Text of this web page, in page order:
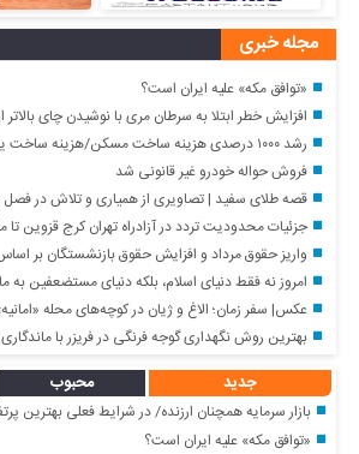
مجله خبری
«توافق مکه» علیه ایران است؟
افزایش خطر ابتلا به سرطان مری با نوشیدن چای بالاتر از
رشد ۱۰۰۰ درصدی هزینه ساخت مسکن/هزینه ساخت یک متر واحد مسکونی چقدر است؟+ جدول
فروش حواله خودرو غیر قانونی شد
قصه طلای سفید | تصاویری از همیاری و تلاش در فصل برداشت
جزئیات محدودیت تردد در آزادراه تهران کرج قزوین تا
واریز حقوق مرداد و افزایش حقوق بازنشستگان بر اساس سابقه
امروز نه فقط دنیای اسلام، بلکه دنیای مستضعفین به
عکس| سفر زمان؛ الاغ و ژیان در کوچه‌های محله «امانیه»؛ ۶۰ سال
بهترین روش نگهداری گوجه فرنگی در فریزر با
جدید محبوب
بازار سرمایه همچنان ارزنده/ در شرایط فعلی بهترین پرتفوی
«توافق مکه» علیه ایران است؟